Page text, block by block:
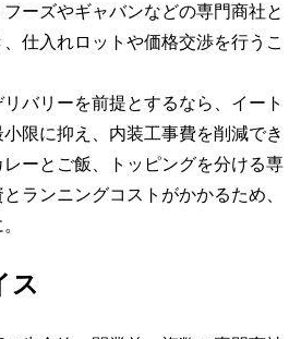
フーズやギャバンなどの専門商社と
仕入れロットや価格交渉を行うこ
バリーを前提とするなら、イート
限に抑え、内装工事費を削減でき
レーとご飯、トッピングを分ける専
ランニングコストがかかるため、
ス